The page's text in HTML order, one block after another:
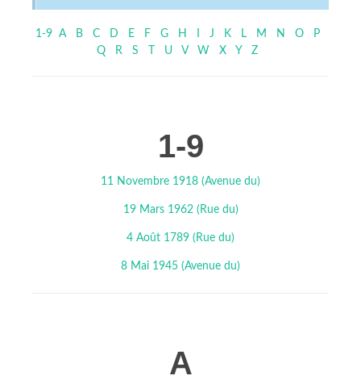
1-9 A B C D E F G H J K L M N O
P
Q
R S U V W X Y Z
1-9
11 Novembre 1918 (Avenue du)
19 Mars 1962 (Rue du)
4 Août 1789 (Rue du)
8 Mai 1945 (Avenue du)
A